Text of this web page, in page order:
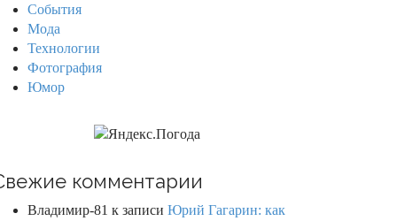
События
Мода
Технологии
Фотография
Юмор
комментарии
Владимир-81 к записи Юрий Гагарин: как